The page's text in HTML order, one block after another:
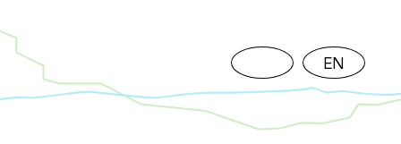
EN